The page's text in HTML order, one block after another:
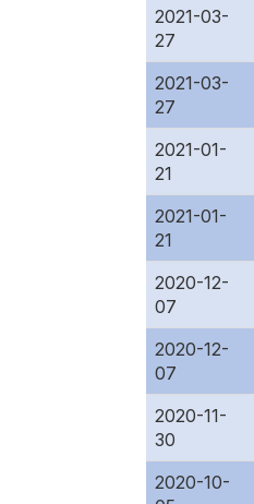
2021-03-
27
2021-03-
27
2021-01-
21
2021-01-
21
2020-12-
07
2020-12-
07
2020-11-
30
2020-10-